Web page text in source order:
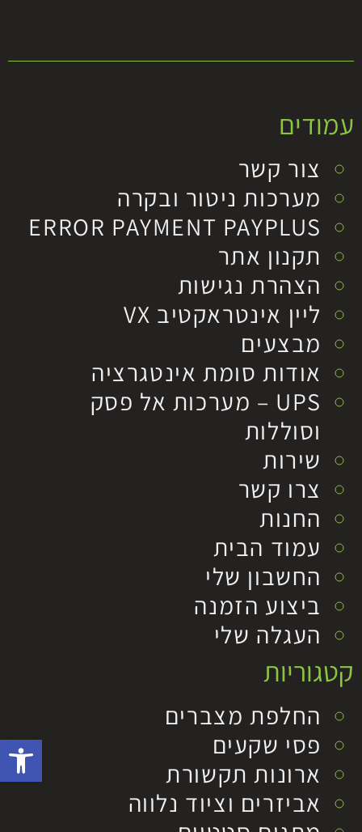
פתח
עמודים
צור קשר
מערכות ניטור ובקרה
ERROR PAYMENT PAYPLUS
תקנון אתר
הצהרת נגישות
ליין אינטראקטיב VX
מבצעים
אודות סומת אינטגרציה
UPS – מערכות אל פסק
וסוללות
שירות
צרו קשר
החנות
עמוד הבית
החשבון שלי
ביצוע הזמנה
העגלה שלי
קטגוריות
החלפת מצברים
פסי שקעים
ארונות תקשורת
אביזרים וציוד נלווה